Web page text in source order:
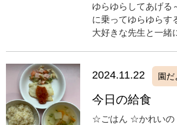
ゆらゆらしてあげる
に乗ってゆらゆらす
大好きな先生と一
2024.11.22 園だ
今日の給食
☆ごはん ☆かれいの